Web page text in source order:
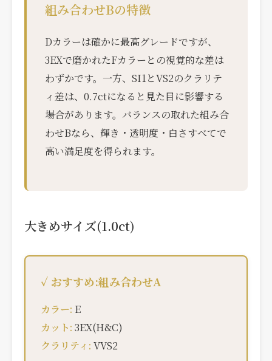
組み合わせBの特徴
Dカラーは確かに最高グレードですが、
3EXで磨かれたFカラーとの視覚的な差は
わずかです。一方、SI1とVS2のクラリテ
ィ差は、0.7ctになると見た目に影響する
場合があります。バランスの取れた組み合
わせBなら、輝き・透明度・白さすべてで
高い満足度を得られます。
大きめサイズ(1.0ct)
✓ おすすめ:組み合わせA
カラー: E
カット: 3EX(H&C)
クラリティ: VVS2